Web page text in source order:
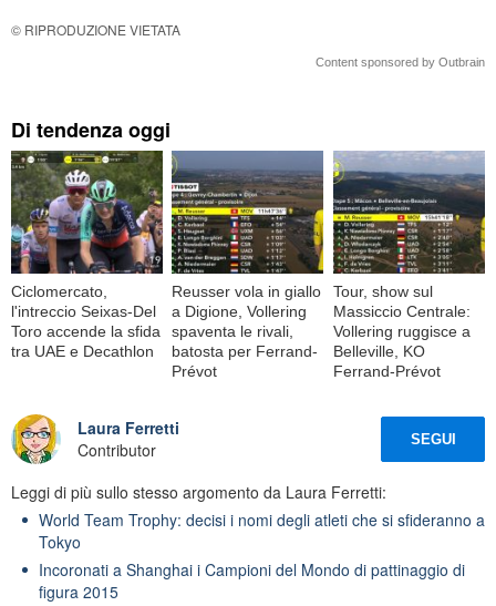
© RIPRODUZIONE VIETATA
Content sponsored by Outbrain
Di tendenza oggi
Ciclomercato,
l'intreccio Seixas-Del
Toro accende la sfida
tra UAE e Decathlon
Reusser vola in giallo
a Digione, Vollering
spaventa le rivali,
batosta per Ferrand-
Prévot
Tour, show sul
Massiccio Centrale:
Vollering ruggisce a
Belleville, KO
Ferrand-Prévot
Laura Ferretti
Contributor
SEGUI
Leggi di più sullo stesso argomento da Laura Ferretti:
World Team Trophy: decisi i nomi degli atleti che si sfideranno a
Tokyo
Incoronati a Shanghai i Campioni del Mondo di pattinaggio di
figura 2015